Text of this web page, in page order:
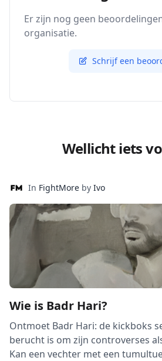
Er zijn nog geen
organisatie.
Schrijf een
Wellicht iets
In FightMore by Ivo
Wie is Badr Hari?
Ontmoet Badr Hari: de kickboks
berucht is om zijn controverses
Kan een vechter met een